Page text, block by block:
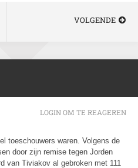
VOLGENDE
toeschouwers waren. Volgens de
door zijn remise tegen Jorden
van Tiviakov al gebroken met 111
LOGIN OM TE REAGEREN